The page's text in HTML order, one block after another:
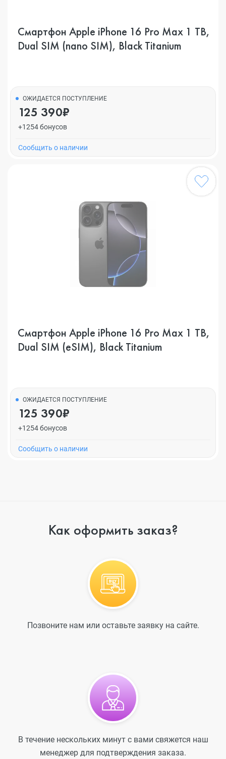
Смартфон Apple iPhone 16 Pro Max 1 TB,
Dual SIM (nano SIM), Black Titanium
ОЖИДАЕТСЯ ПОСТУПЛЕНИЕ
125 390₽
+1254 бонусов
Cообщить о наличии
Смартфон Apple iPhone 16 Pro Max 1 TB,
Dual SIM (eSIM), Black Titanium
ОЖИДАЕТСЯ ПОСТУПЛЕНИЕ
125 390₽
+1254 бонусов
Cообщить о наличии
Как оформить заказ?
Позвоните нам или оставьте заявку на сайте.
В течение нескольких минут с вами свяжется наш
менеджер для подтверждения заказа.